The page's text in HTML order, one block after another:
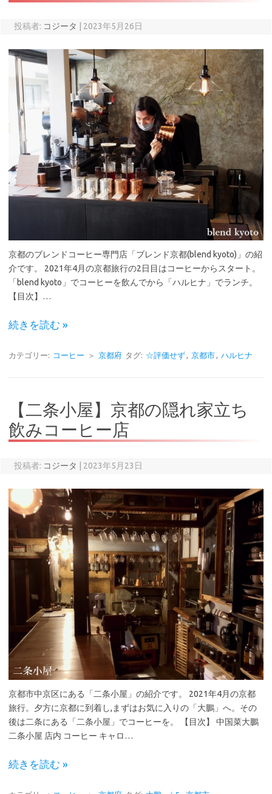
投稿者: コジータ 2023年5月26日
京都のブレンドコーヒー専門店「ブレンド京都(blend kyoto)」の紹
介です。 2021年4月の京都旅行の2日目はコーヒーからスタート。
「blend kyoto」でコーヒーを飲んでから「ハルヒナ」でランチ。
【目次】…
続きを読む »
カテゴリー: コーヒー ＞ 京都府 タグ: ☆評価せず, 京都市, ハルヒナ
【二条小屋】京都の隠れ家立ち
飲みコーヒー店
投稿者: コジータ 2023年5月23日
京都市中京区にある「二条小屋」の紹介です。 2021年4月の京都
旅行。夕方に京都に到着し,まずはお気に入りの「大鵬」へ。その
後は二条にある「二条小屋」でコーヒーを。 【目次】 中国菜大鵬
二条小屋 店内 コーヒー キャロ…
続きを読む »